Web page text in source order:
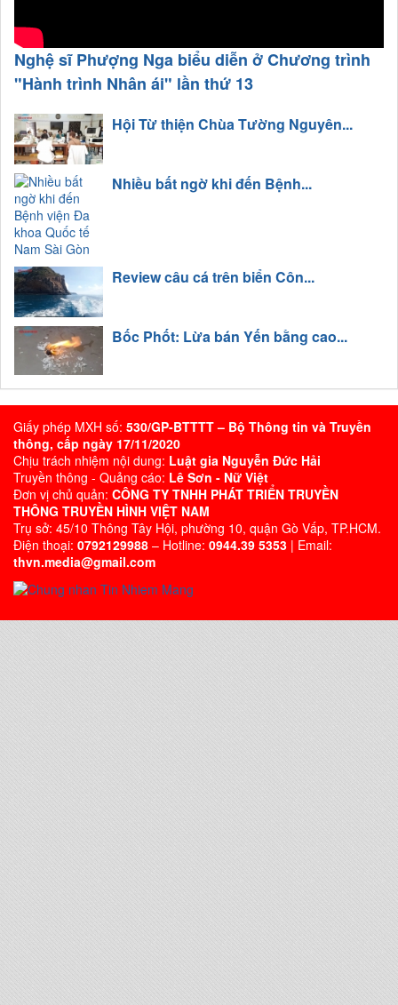
Nghệ sĩ Phượng Nga biểu diễn ở Chương trình
"Hành trình Nhân ái" lần thứ 13
Hội Từ thiện Chùa Tường Nguyên...
Nhiều bất ngờ khi đến Bệnh...
Review câu cá trên biển Côn...
Bốc Phốt: Lừa bán Yến bằng cao...
Giấy phép MXH số: 530/GP-BTTTT – Bộ Thông tin và Truyền
thông, cấp ngày 17/11/2020
Chịu trách nhiệm nội dung: Luật gia Nguyễn Đức Hải
Truyền thông - Quảng cáo: Lê Sơn - Nữ Việt
Đơn vị chủ quản: CÔNG TY TNHH PHÁT TRIỂN TRUYỀN
THÔNG TRUYỀN HÌNH VIỆT NAM
Trụ sở: 45/10 Thông Tây Hội, phường 10, quận Gò Vấp, TP.HCM.
Điện thoại: 0792129988 – Hotline: 0944.39 5353 | Email:
thvn.media@gmail.com